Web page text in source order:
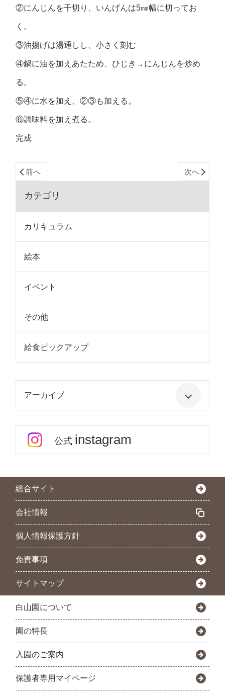
②にんじんを千切り、いんげんは5㎜幅に切ってお
く。
③油揚げは湯通しし、小さく刻む
④鍋に油を加えあたため、ひじき→にんじんを炒め
る。
⑤④に水を加え、②③も加える。
⑥調味料を加え煮る。
完成
前へ 次へ
カテゴリ
カリキュラム
絵本
イベント
その他
給食ピックアップ
アーカイブ
公式 instagram
総合サイト
会社情報
個人情報保護方針
免責事項
サイトマップ
白山園について
園の特長
入園のご案内
保護者専用マイページ